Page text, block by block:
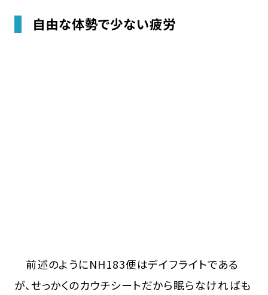
自由な体勢で少ない疲労
前述のようにNH183便はデイフライトである
が、せっかくのカウチシートだから眠らなければも